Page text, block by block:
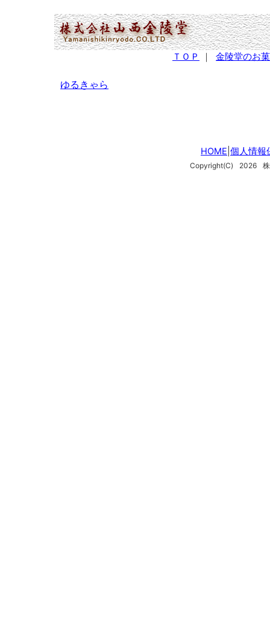
ＴＯＰ ｜ 金陵堂のお
ゆるきゃら
HOME 個人情報
Copyright(C) 2026